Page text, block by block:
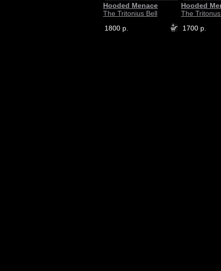
Hooded Menace
The Tritonius Bell
1800 р.
Hooded
The
1700 р.